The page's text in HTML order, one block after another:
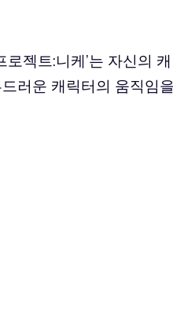
젝트:니케’는 자신의 캐
러운 캐릭터의 움직임